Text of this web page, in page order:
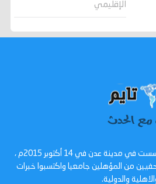
الإقليمي
عدن تايم - صحيفة الكترونية تأسست في مدينة عدن في 14 أكتوبر 2015م ،
من المؤهلين جامعيا واكتسبوا خبرات
والدولية.